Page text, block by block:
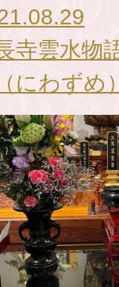
寺雲水物
にわずめ